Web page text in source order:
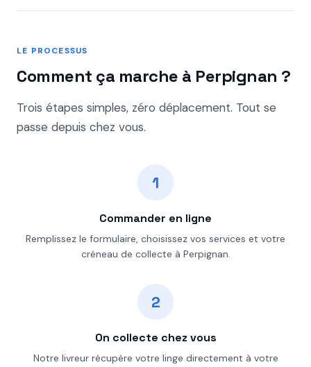
LE PROCESSUS
Comment ça marche à Perpignan ?
Trois étapes simples, zéro déplacement. Tout se
passe depuis chez vous.
1
Commander en ligne
Remplissez le formulaire, choisissez vos services et votre
créneau de collecte à Perpignan.
2
On collecte chez vous
Notre livreur récupère votre linge directement à votre